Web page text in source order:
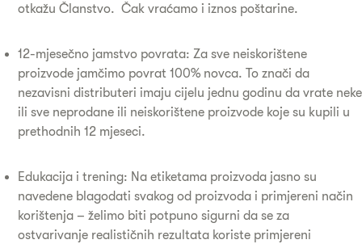
otkažu Članstvo. Čak vraćamo i iznos poštarine.
12-mjesečno jamstvo povrata: Za sve neiskorištene
proizvode jamčimo povrat 100% novca. To znači da
nezavisni distributeri imaju cijelu jednu godinu da vrate neke
ili sve neprodane ili neiskorištene proizvode koje su kupili u
prethodnih 12 mjeseci.
Edukacija i trening: Na etiketama proizvoda jasno su
navedene blagodati svakog od proizvoda i primjereni način
korištenja – želimo biti potpuno sigurni da se za
ostvarivanje realističnih rezultata koriste primjereni